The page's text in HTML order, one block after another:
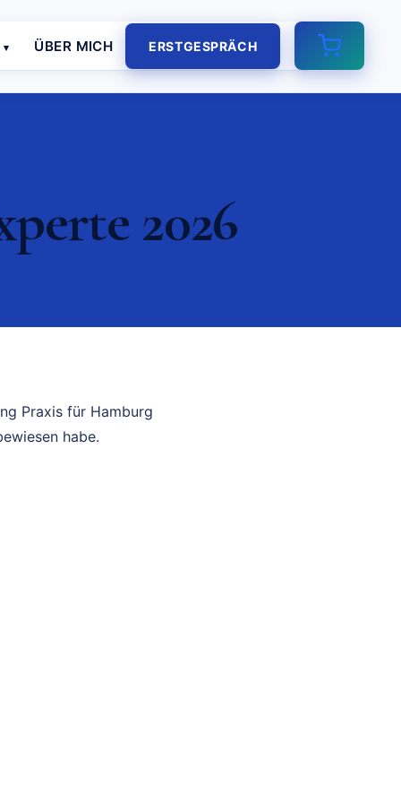
ÜBER MICH ERSTGESPRÄCH
2026
Praxis für Hamburg
habe.